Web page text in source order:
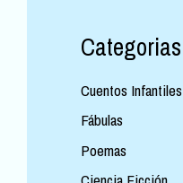
Categorias
Cuentos Infantiles
Fábulas
Poemas